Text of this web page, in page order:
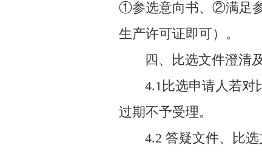
①参选意向书、②满足
生产许可证即可）。
四、比选文件澄清
4.1比选申请人若对
过期不予受理。
4.2 答疑文件、比